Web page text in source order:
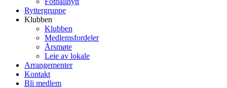
Ryttergruppe
Klubben
Klubben
Medlemsfordeler
Årsmøte
Leie av lokale
Arrangementer
Kontakt
Bli medlem